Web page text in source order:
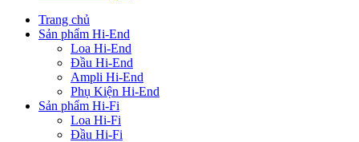
Trang chủ
Sản phẩm Hi-End
Loa Hi-End
Đầu Hi-End
Ampli Hi-End
Phụ Kiện Hi-End
Sản phẩm Hi-Fi
Loa Hi-Fi
Đầu Hi-Fi